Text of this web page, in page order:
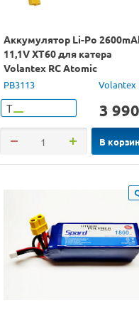
Аккумулятор Li-Po
11,1V XT60 для катера
Volantex RC Atomic
PB3113 Volantex
Т 3 990
В